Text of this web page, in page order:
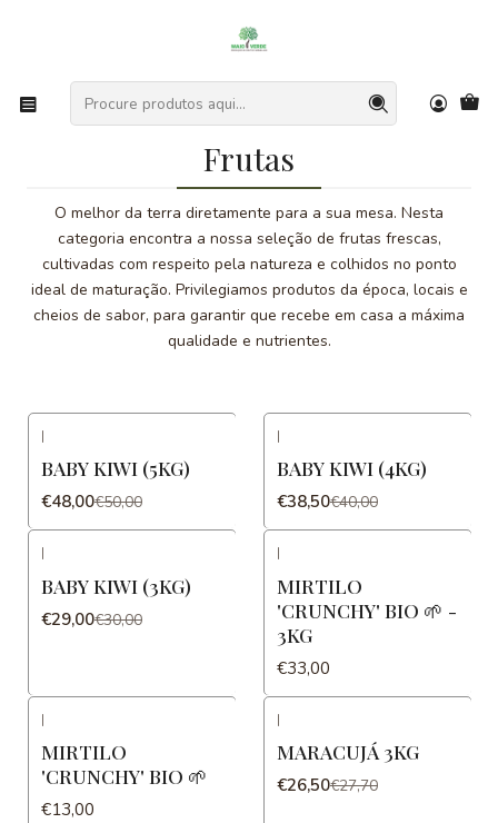
Entregas rápidas e gratuitas desde 30€.
Início Categorias Frutas
Frutas
O melhor da terra diretamente para a sua mesa. Nesta
categoria encontra a nossa seleção de frutas frescas,
cultivadas com respeito pela natureza e colhidos no ponto
ideal de maturação. Privilegiamos produtos da época, locais e
cheios de sabor, para garantir que recebe em casa a máxima
qualidade e nutrientes.
Novo
|
BABY KIWI (5KG)
€48,00€50,00
Novo
|
BABY KIWI (4KG)
€38,50€40,00
Novo
|
BABY KIWI (3KG)
€29,00€30,00
|
MIRTILO
'CRUNCHY' BIO 🌱 -
3KG
€33,00
|
MIRTILO
'CRUNCHY' BIO 🌱
€13,00
|
MARACUJÁ 3KG
€26,50€27,70